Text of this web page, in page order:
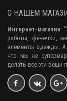
О НАШЕМ
Интернет-
работы, фенечки,
элементы одежды. А
что мы не
делать все эти вещи